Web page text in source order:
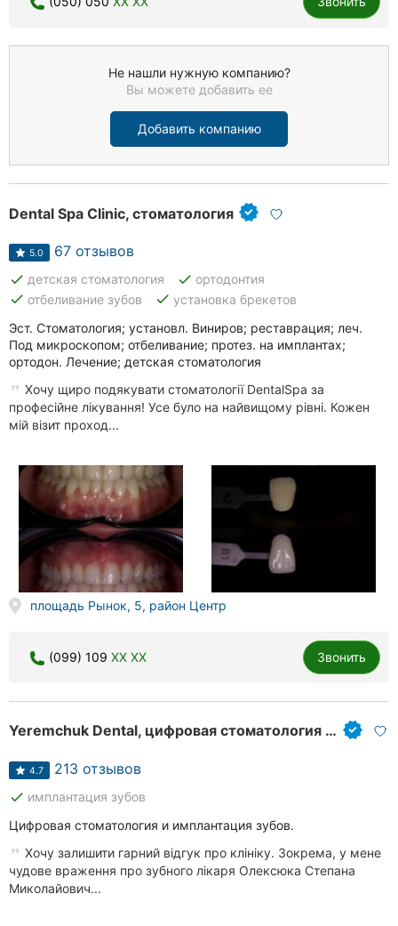
Не нашли нужную компанию?
Вы можете добавить ее
Добавить компанию
Dental Spa Clinic, стоматология
5.0 67 отзывов
done детская стоматология done ортодонтия
done отбеливание зубов done установка брекетов
Эст. Стоматология; установл. Виниров; реставрация; леч.
Под микроскопом; отбеливание; протез. на имплантах;
ортодон. Лечение; детская стоматология
Хочу щиро подякувати стоматології DentalSpa за
професійне лікування! Усе було на найвищому рівні. Кожен
мій візит проход...
площадь Рынок, 5, район Центр
(099) 109 XX XX Звонить
Yeremchuk Dental, цифровая стоматология и имплантация
4.7 213 отзывов
done имплантация зубов
Цифровая стоматология и имплантация зубов.
Хочу залишити гарний відгук про клініку. Зокрема, у мене
чудове враження про зубного лікаря Олексюка Степана
Миколайович...